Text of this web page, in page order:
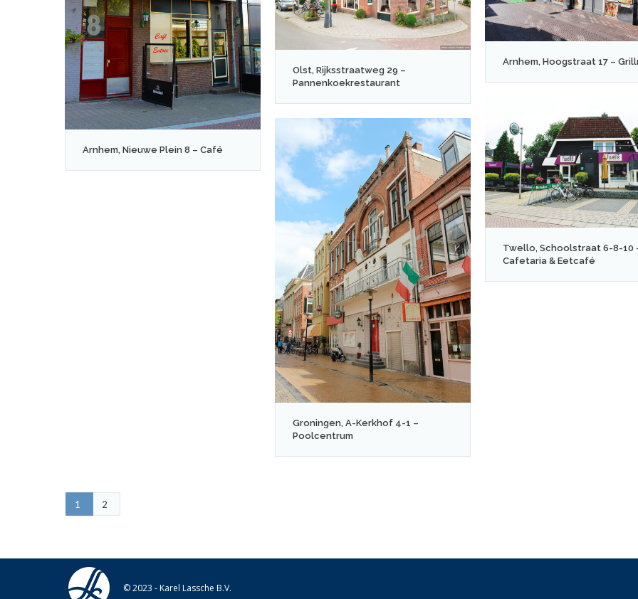
Arnhem, Hoogstraat 17 –
Olst, Rijksstraatweg 29 –
Pannenkoekrestaurant
Arnhem, Nieuwe Plein 8 – Café
Twello, Schoolstraat 6-8-10
Cafetaria & Eetcafé
Groningen, A-Kerkhof 4-1 –
Poolcentrum
1 2
© 2023 - Karel Lassche B.V.